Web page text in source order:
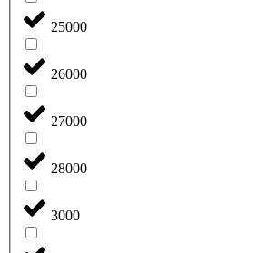
25000
26000
27000
28000
3000